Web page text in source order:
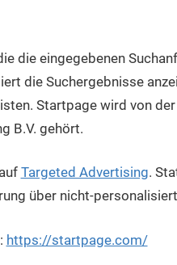
die eingegebenen
die Suchergebnisse
Startpage wird von
B.V. gehört.
Targeted Advertising.
über nicht-
https://startpage.com/